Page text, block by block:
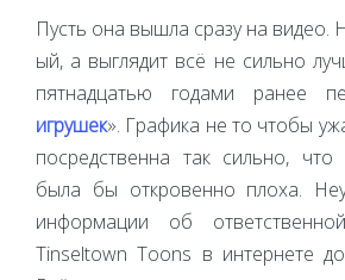
Пусть она вышла сразу на видео.
ый, а выглядит всё не сильно
пятнадцатью годами ранее
игрушек». Графика не то чтобы
посредственна так сильно,
была бы откровенно плоха.
информации об
Tinseltown Toons в интернете